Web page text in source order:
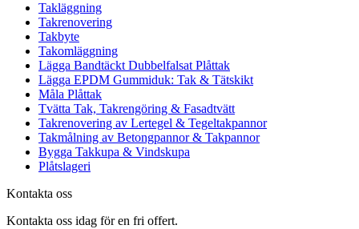
Takläggning
Takrenovering
Takbyte
Takomläggning
Lägga Bandtäckt Dubbelfalsat Plåttak
Lägga EPDM Gummiduk: Tak & Tätskikt
Måla Plåttak
Tvätta Tak, Takrengöring & Fasadtvätt
Takrenovering av Lertegel & Tegeltakpannor
Takmålning av Betongpannor & Takpannor
Bygga Takkupa & Vindskupa
Plåtslageri
Kontakta oss
Kontakta oss idag för en fri offert.